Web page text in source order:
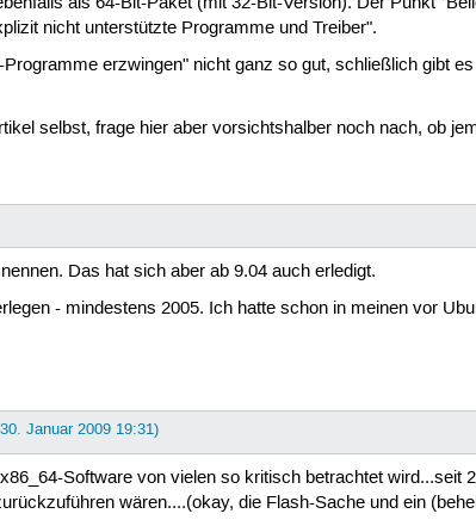
nicht unterstützte Programme und Treiber".
erzwingen" nicht ganz so gut, schließlich gibt
selbst, frage hier aber vorsichtshalber noch nach, ob
Das hat sich aber ab 9.04 auch erledigt.
- mindestens 2005. Ich hatte schon in meinen vor
Januar 2009 19:31)
Software von vielen so kritisch betrachtet wird...seit
wären....(okay, die Flash-Sache und ein